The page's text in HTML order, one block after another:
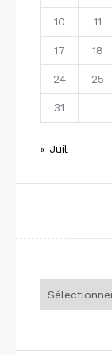
10 11
17 18
24 25
31
« Juil